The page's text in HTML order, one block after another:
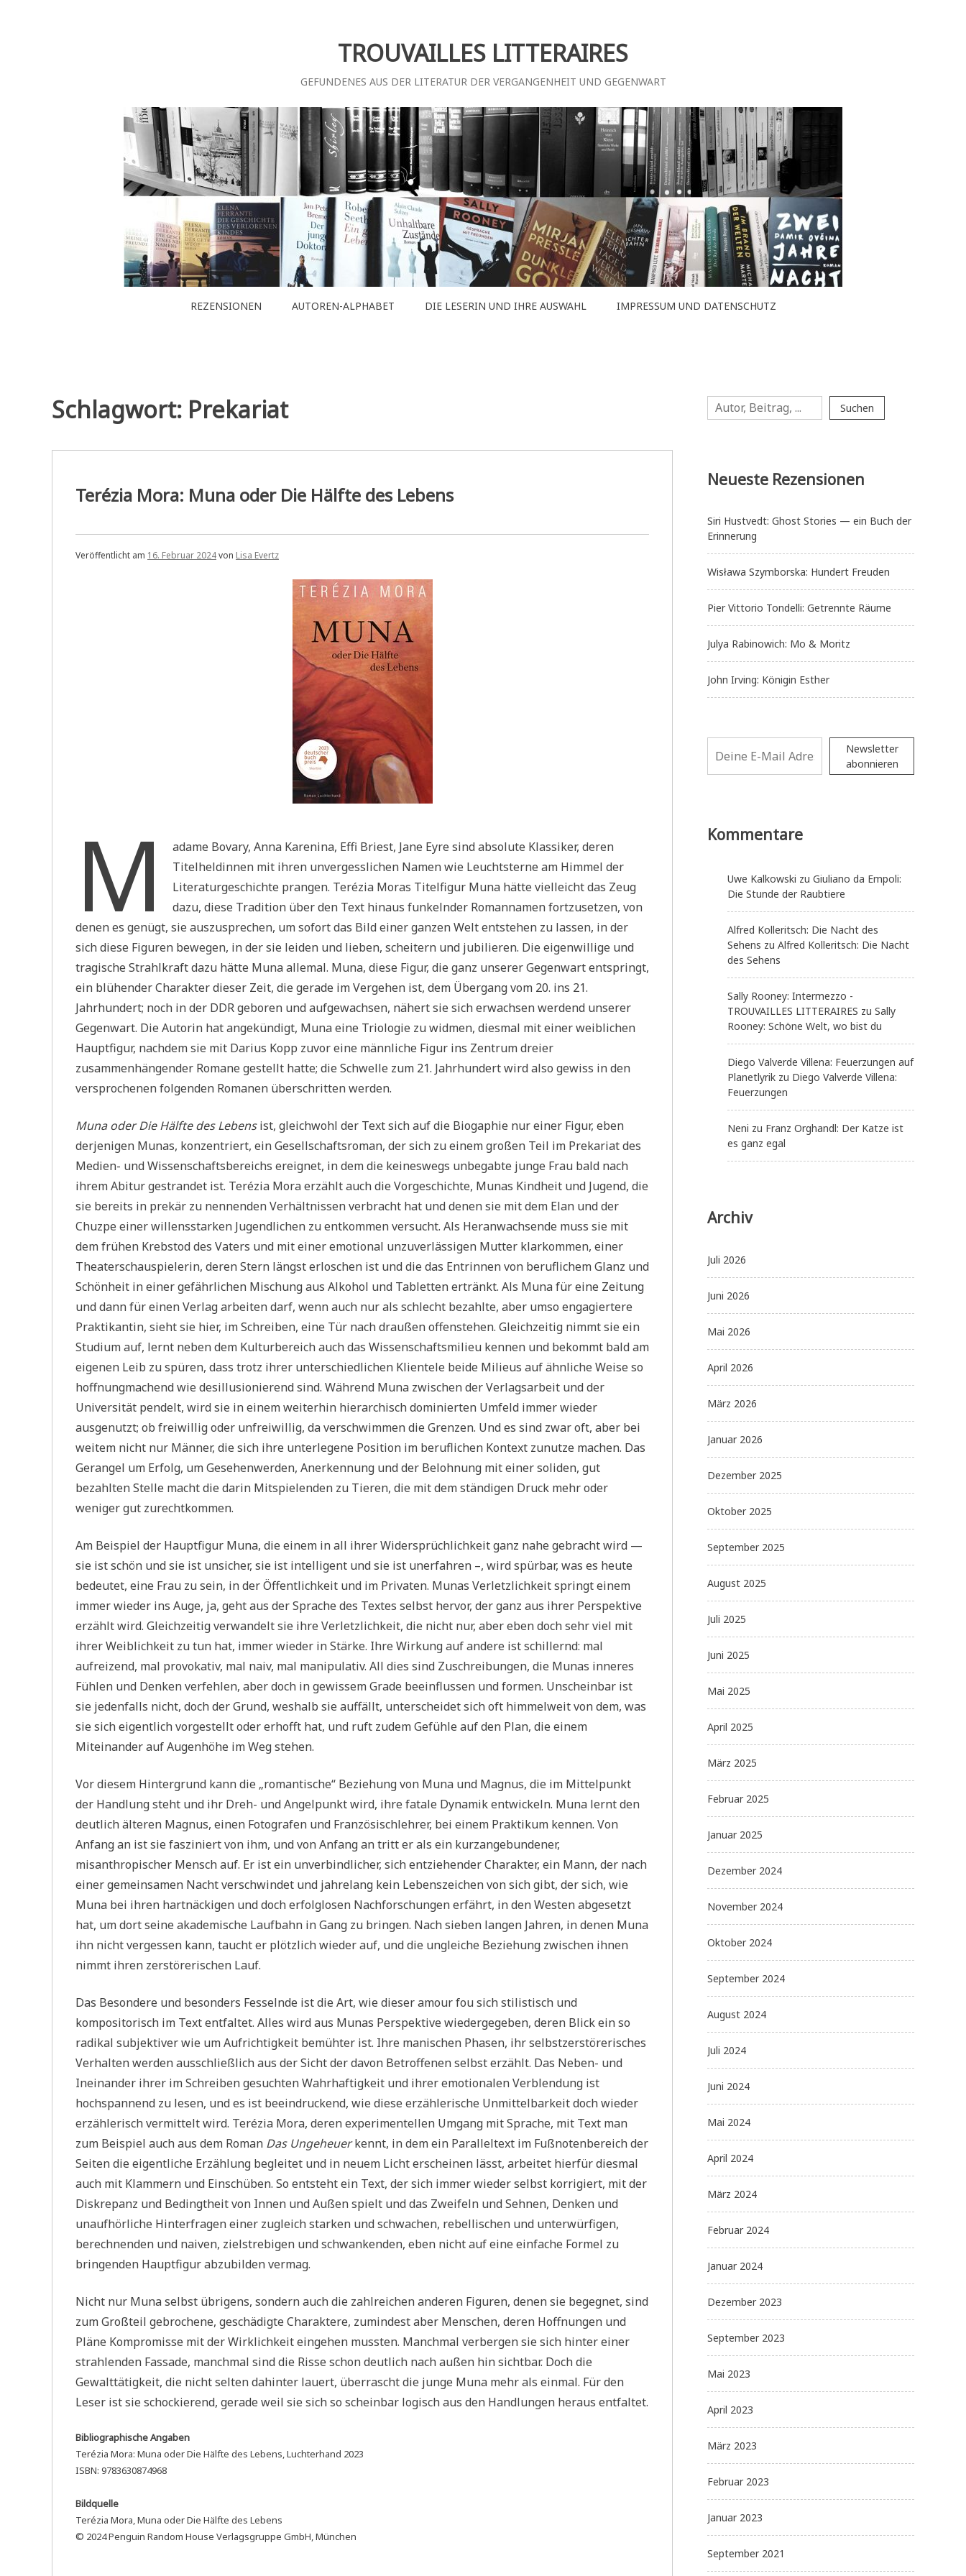
TROUVAILLES LITTERAIRES
GEFUNDENES AUS DER LITERATUR DER VERGANGENHEIT UND GEGENWART
REZENSIONEN AUTOREN-ALPHABET DIE LESERIN UND IHRE AUSWAHL IMPRESSUM UND DATENSCHUTZ
Schlagwort: Prekariat
Terézia Mora: Muna oder Die Hälfte des Lebens
Veröffentlicht am 16. Februar 2024von Lisa Evertz
M
adame Bovary, Anna Karenina, Effi Briest, Jane Eyre sind absolute Klassiker, deren
Titelheldinnen mit ihren unvergesslichen Namen wie Leuchtsterne am Himmel der
Literaturgeschichte prangen. Terézia Moras Titelfigur Muna hätte vielleicht das Zeug
dazu, diese Tradition über den Text hinaus funkelnder Romannamen fortzusetzen, von
denen es genügt, sie auszusprechen, um sofort das Bild einer ganzen Welt entstehen zu lassen, in der
sich diese Figuren bewegen, in der sie leiden und lieben, scheitern und jubilieren. Die eigenwillige und
tragische Strahlkraft dazu hätte Muna allemal. Muna, diese Figur, die ganz unserer Gegenwart entspringt,
ein blühender Charakter dieser Zeit, die gerade im Vergehen ist, dem Übergang vom 20. ins 21.
Jahrhundert; noch in der DDR geboren und aufgewachsen, nähert sie sich erwachsen werdend unserer
Gegenwart. Die Autorin hat angekündigt, Muna eine Triologie zu widmen, diesmal mit einer weiblichen
Hauptfigur, nachdem sie mit Darius Kopp zuvor eine männliche Figur ins Zentrum dreier
zusammenhängender Romane gestellt hatte; die Schwelle zum 21. Jahrhundert wird also gewiss in den
versprochenen folgenden Romanen überschritten werden.
Muna oder Die Hälfte des Lebensist, gleichwohl der Text sich auf die Biogaphie nur einer Figur, eben
derjenigen Munas, konzentriert, ein Gesellschaftsroman, der sich zu einem großen Teil im Prekariat des
Medien- und Wissenschaftsbereichs ereignet, in dem die keineswegs unbegabte junge Frau bald nach
ihrem Abitur gestrandet ist. Terézia Mora erzählt auch die Vorgeschichte, Munas Kindheit und Jugend, die
sie bereits in prekär zu nennenden Verhältnissen verbracht hat und denen sie mit dem Elan und der
Chuzpe einer willensstarken Jugendlichen zu entkommen versucht. Als Heranwachsende muss sie mit
dem frühen Krebstod des Vaters und mit einer emotional unzuverlässigen Mutter klarkommen, einer
Theaterschauspielerin, deren Stern längst erloschen ist und die das Entrinnen von beruflichem Glanz und
Schönheit in einer gefährlichen Mischung aus Alkohol und Tabletten ertränkt. Als Muna für eine Zeitung
und dann für einen Verlag arbeiten darf, wenn auch nur als schlecht bezahlte, aber umso engagiertere
Praktikantin, sieht sie hier, im Schreiben, eine Tür nach draußen offenstehen. Gleichzeitig nimmt sie ein
Studium auf, lernt neben dem Kulturbereich auch das Wissenschaftsmilieu kennen und bekommt bald am
eigenen Leib zu spüren, dass trotz ihrer unterschiedlichen Klientele beide Milieus auf ähnliche Weise so
hoffnungmachend wie desillusionierend sind. Während Muna zwischen der Verlagsarbeit und der
Universität pendelt, wird sie in einem weiterhin hierarchisch dominierten Umfeld immer wieder
ausgenutzt; ob freiwillig oder unfreiwillig, da verschwimmen die Grenzen. Und es sind zwar oft, aber bei
weitem nicht nur Männer, die sich ihre unterlegene Position im beruflichen Kontext zunutze machen. Das
Gerangel um Erfolg, um Gesehenwerden, Anerkennung und der Belohnung mit einer soliden, gut
bezahlten Stelle macht die darin Mitspielenden zu Tieren, die mit dem ständigen Druck mehr oder
weniger gut zurechtkommen.
Am Beispiel der Hauptfigur Muna, die einem in all ihrer Widersprüchlichkeit ganz nahe gebracht wird —
sie ist schön und sie ist unsicher, sie ist intelligent und sie ist unerfahren –, wird spürbar, was es heute
bedeutet, eine Frau zu sein, in der Öffentlichkeit und im Privaten. Munas Verletzlichkeit springt einem
immer wieder ins Auge, ja, geht aus der Sprache des Textes selbst hervor, der ganz aus ihrer Perspektive
erzählt wird. Gleichzeitig verwandelt sie ihre Verletzlichkeit, die nicht nur, aber eben doch sehr viel mit
ihrer Weiblichkeit zu tun hat, immer wieder in Stärke. Ihre Wirkung auf andere ist schillernd: mal
aufreizend, mal provokativ, mal naiv, mal manipulativ. All dies sind Zuschreibungen, die Munas inneres
Fühlen und Denken verfehlen, aber doch in gewissem Grade beeinflussen und formen. Unscheinbar ist
sie jedenfalls nicht, doch der Grund, weshalb sie auffällt, unterscheidet sich oft himmelweit von dem, was
sie sich eigentlich vorgestellt oder erhofft hat, und ruft zudem Gefühle auf den Plan, die einem
Miteinander auf Augenhöhe im Weg stehen.
Vor diesem Hintergrund kann die „romantische“ Beziehung von Muna und Magnus, die im Mittelpunkt
der Handlung steht und ihr Dreh- und Angelpunkt wird, ihre fatale Dynamik entwickeln. Muna lernt den
deutlich älteren Magnus, einen Fotografen und Französischlehrer, bei einem Praktikum kennen. Von
Anfang an ist sie fasziniert von ihm, und von Anfang an tritt er als ein kurzangebundener,
misanthropischer Mensch auf. Er ist ein unverbindlicher, sich entziehender Charakter, ein Mann, der nach
einer gemeinsamen Nacht verschwindet und jahrelang kein Lebenszeichen von sich gibt, der sich, wie
Muna bei ihren hartnäckigen und doch erfolglosen Nachforschungen erfährt, in den Westen abgesetzt
hat, um dort seine akademische Laufbahn in Gang zu bringen. Nach sieben langen Jahren, in denen Muna
ihn nicht vergessen kann, taucht er plötzlich wieder auf, und die ungleiche Beziehung zwischen ihnen
nimmt ihren zerstörerischen Lauf.
Das Besondere und besonders Fesselnde ist die Art, wie dieser amour fou sich stilistisch und
kompositorisch im Text entfaltet. Alles wird aus Munas Perspektive wiedergegeben, deren Blick ein so
radikal subjektiver wie um Aufrichtigkeit bemühter ist. Ihre manischen Phasen, ihr selbstzerstörerisches
Verhalten werden ausschließlich aus der Sicht der davon Betroffenen selbst erzählt. Das Neben- und
Ineinander ihrer im Schreiben gesuchten Wahrhaftigkeit und ihrer emotionalen Verblendung ist
hochspannend zu lesen, und es ist beeindruckend, wie diese erzählerische Unmittelbarkeit doch wieder
erzählerisch vermittelt wird. Terézia Mora, deren experimentellen Umgang mit Sprache, mit Text man
zum Beispiel auch aus dem Roman Das Ungeheuerkennt, in dem ein Paralleltext im Fußnotenbereich der
Seiten die eigentliche Erzählung begleitet und in neuem Licht erscheinen lässt, arbeitet hierfür diesmal
auch mit Klammern und Einschüben. So entsteht ein Text, der sich immer wieder selbst korrigiert, mit der
Diskrepanz und Bedingtheit von Innen und Außen spielt und das Zweifeln und Sehnen, Denken und
unaufhörliche Hinterfragen einer zugleich starken und schwachen, rebellischen und unterwürfigen,
berechnenden und naiven, zielstrebigen und schwankenden, eben nicht auf eine einfache Formel zu
bringenden Hauptfigur abzubilden vermag.
Nicht nur Muna selbst übrigens, sondern auch die zahlreichen anderen Figuren, denen sie begegnet, sind
zum Großteil gebrochene, geschädigte Charaktere, zumindest aber Menschen, deren Hoffnungen und
Pläne Kompromisse mit der Wirklichkeit eingehen mussten. Manchmal verbergen sie sich hinter einer
strahlenden Fassade, manchmal sind die Risse schon deutlich nach außen hin sichtbar. Doch die
Gewalttätigkeit, die nicht selten dahinter lauert, überrascht die junge Muna mehr als einmal. Für den
Leser ist sie schockierend, gerade weil sie sich so scheinbar logisch aus den Handlungen heraus entfaltet.
Bibliographische Angaben
Terézia Mora: Muna oder Die Hälfte des Lebens, Luchterhand 2023
ISBN: 9783630874968
Bildquelle
Terézia Mora, Muna oder Die Hälfte des Lebens
© 2024 Penguin Random House Verlagsgruppe GmbH, München
Suchen
Suchen
Neueste Rezensionen
Siri Hustvedt: Ghost Stories — ein Buch der
Erinnerung
Wisława Szymborska: Hundert Freuden
Pier Vittorio Tondelli: Getrennte Räume
Julya Rabinowich: Mo & Moritz
John Irving: Königin Esther
Newsletter
abonnieren
Kommentare
Uwe Kalkowski zu Giuliano da Empoli:
Die Stunde der Raubtiere
Alfred Kolleritsch: Die Nacht des
Sehens zu Alfred Kolleritsch: Die Nacht
des Sehens
Sally Rooney: Intermezzo -
TROUVAILLES LITTERAIRES zu Sally
Rooney: Schöne Welt, wo bist du
Diego Valverde Villena: Feuerzungen auf
Planetlyrik zu Diego Valverde Villena:
Feuerzungen
Neni zu Franz Orghandl: Der Katze ist
es ganz egal
Archiv
Juli 2026
Juni 2026
Mai 2026
April 2026
März 2026
Januar 2026
Dezember 2025
Oktober 2025
September 2025
August 2025
Juli 2025
Juni 2025
Mai 2025
April 2025
März 2025
Februar 2025
Januar 2025
Dezember 2024
November 2024
Oktober 2024
September 2024
August 2024
Juli 2024
Juni 2024
Mai 2024
April 2024
März 2024
Februar 2024
Januar 2024
Dezember 2023
September 2023
Mai 2023
April 2023
März 2023
Februar 2023
Januar 2023
September 2021